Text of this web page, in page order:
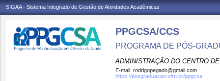
SIGAA - Sistema Integrado de Gestão de Atividades Acadêmicas
PPGCSA/CCS
PROGRAMA DE PÓS-
ADMINISTRAÇÃO DO CENTRO
E-mail: rodrigopegado@gmail.com
https://posgraduacao.ufrn.br/ppgcsa